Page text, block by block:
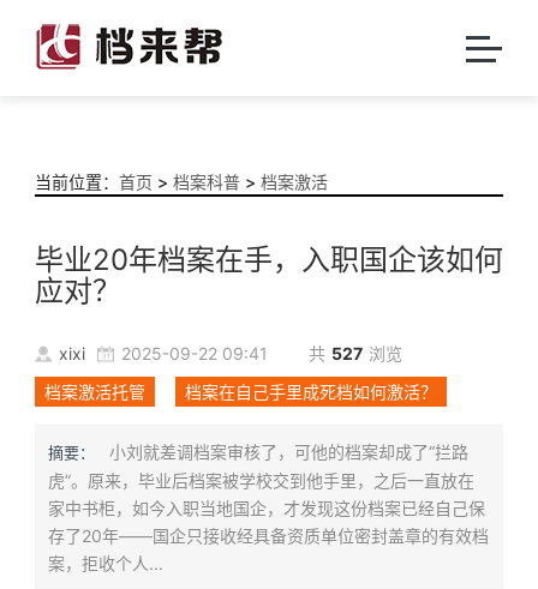
当前位置： 首页 > 档案科普> 档案激活
毕业20年档案在手，入职国企该如何
应对？
xixi 2025-09-22 09:41 共 527 浏览
档案激活托管
档案在自己手里成死档如何激活？
摘要：
小刘就差调档案审核了，可他的档案却成了“拦路
虎”。原来，毕业后档案被学校交到他手里，之后一直放在
家中书柜，如今入职当地国企，才发现这份档案已经自己保
存了20年——国企只接收经具备资质单位密封盖章的有效档
案，拒收个人...